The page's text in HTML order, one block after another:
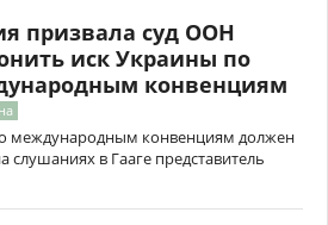
призвала суд ООН
иск Украины по
конвенциям
международным конвенциям должен
слушаниях в Гааге представитель